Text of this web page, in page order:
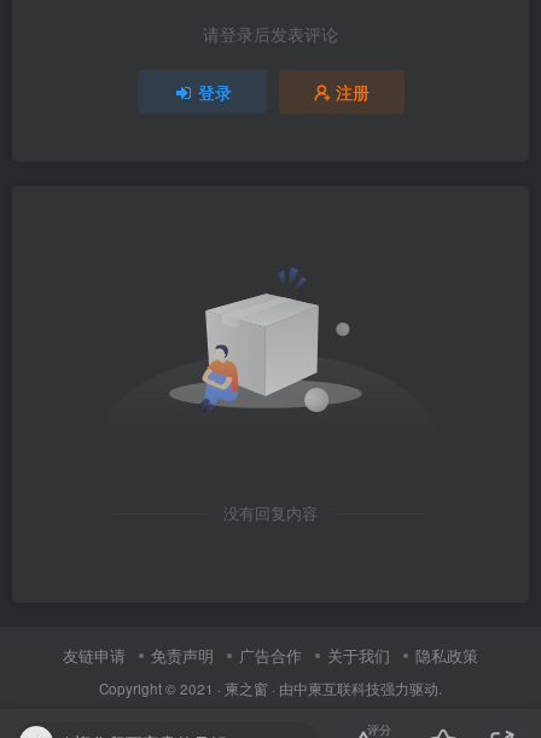
请登录后发表评论
登录 注册
没有回复内容
友链申请 免责声明 广告合作 关于我们 隐私政策
Copyright © 2021 · 柬之窗 · 由中柬互联科技强力驱动.
评分